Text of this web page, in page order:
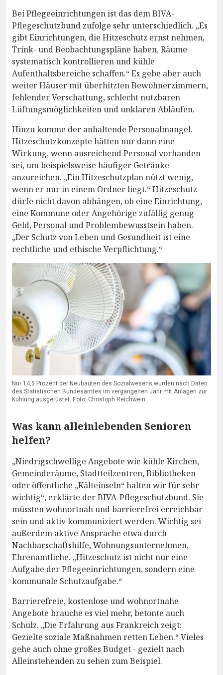
Bei Pflegeeinrichtungen ist das dem BIVA-
Pflegeschutzbund zufolge sehr unterschiedlich. „Es
gibt Einrichtungen, die Hitzeschutz ernst nehmen,
Trink- und Beobachtungspläne haben, Räume
systematisch kontrollieren und kühle
Aufenthaltsbereiche schaffen.“ Es gebe aber auch
weiter Häuser mit überhitzten Bewohnerzimmern,
fehlender Verschattung, schlecht nutzbaren
Lüftungsmöglichkeiten und unklaren Abläufen.
Hinzu komme der anhaltende Personalmangel.
Hitzeschutzkonzepte hätten nur dann eine
Wirkung, wenn ausreichend Personal vorhanden
sei, um beispielsweise häufiger Getränke
anzureichen. „Ein Hitzeschutzplan nützt wenig,
wenn er nur in einem Ordner liegt.“ Hitzeschutz
dürfe nicht davon abhängen, ob eine Einrichtung,
eine Kommune oder Angehörige zufällig genug
Geld, Personal und Problembewusstsein haben.
„Der Schutz von Leben und Gesundheit ist eine
rechtliche und ethische Verpflichtung.“
Nur 14,5 Prozent der Neubauten des Sozialwesens wurden nach Daten
des Statistischen Bundesamtes im vergangenen Jahr mit Anlagen zur
Kühlung ausgerüstet. Foto: Christoph Reichwein
Was kann alleinlebenden Senioren
helfen?
„Niedrigschwellige Angebote wie kühle Kirchen,
Gemeinderäume, Stadtteilzentren, Bibliotheken
oder öffentliche „Kälteinseln“ halten wir für sehr
wichtig“, erklärte der BIVA-Pflegeschutzbund. Sie
müssten wohnortnah und barrierefrei erreichbar
sein und aktiv kommuniziert werden. Wichtig sei
außerdem aktive Ansprache etwa durch
Nachbarschaftshilfe, Wohnungsunternehmen,
Ehrenamtliche. „Hitzeschutz ist nicht nur eine
Aufgabe der Pflegeeinrichtungen, sondern eine
kommunale Schutzaufgabe.“
Barrierefreie, kostenlose und wohnortnahe
Angebote brauche es viel mehr, betonte auch
Schulz. „Die Erfahrung aus Frankreich zeigt:
Gezielte soziale Maßnahmen retten Leben.“ Vieles
gehe auch ohne großes Budget - gezielt nach
Alleinstehenden zu sehen zum Beispiel.